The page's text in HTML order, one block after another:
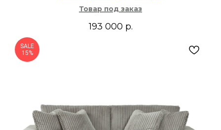
Товар под заказ
193 000 р.
SALE
15%